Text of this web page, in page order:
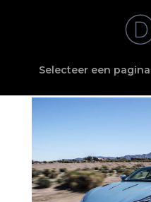
Selecteer een pagina